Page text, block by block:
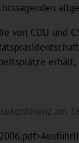
CDU und
am